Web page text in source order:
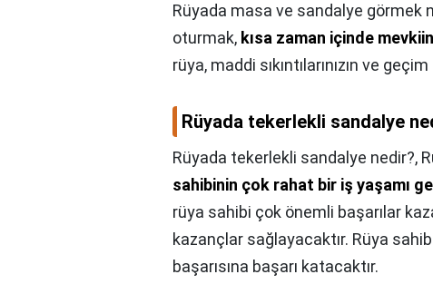
Rüyada masa ve sandalye görmek
oturmak, kısa zaman içinde
rüya, maddi sıkıntılarınızın ve
Rüyada tekerlekli sandalye
Rüyada tekerlekli sandalye nedir?,
sahibinin çok rahat bir iş yaşamı
rüya sahibi çok önemli başarılar
kazançlar sağlayacaktır. Rüya
başarısına başarı katacaktır.